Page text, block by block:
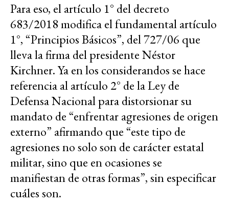
Para eso, el artículo 1° del decreto
683/2018 modifica el fundamental artículo
1°, “Principios Básicos”, del 727/06 que
lleva la firma del presidente Néstor
Kirchner. Ya en los considerandos se hace
referencia al artículo 2° de la Ley de
Defensa Nacional para distorsionar su
mandato de “enfrentar agresiones de origen
externo” afirmando que “este tipo de
agresiones no solo son de carácter estatal
militar, sino que en ocasiones se
manifiestan de otras formas”, sin especificar
cuáles son.